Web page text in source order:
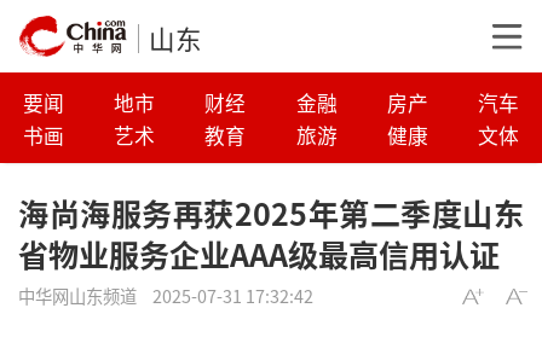
山东
要闻 地市 财经 金融 房产
汽车
书画
艺术 教育 旅游 健康 文体
海尚海服务再获2025年第二季度山东
省物业服务企业AAA级最高信用认证‌
中华网山东频道 2025-07-31 17:32:42